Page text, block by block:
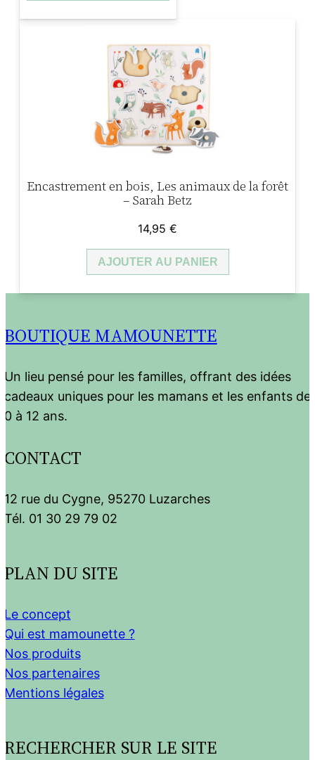
Encastrement en bois, Les animaux de la forêt
– Sarah Betz
14,95 €
AJOUTER AU PANIER
BOUTIQUE MAMOUNETTE
Un lieu pensé pour les familles, offrant des idées
cadeaux uniques pour les mamans et les enfants de
0 à 12 ans.
CONTACT
12 rue du Cygne, 95270 Luzarches
Tél. 01 30 29 79 02
PLAN DU SITE
Le concept
Qui est mamounette ?
Nos produits
Nos partenaires
Mentions légales
RECHERCHER SUR LE SITE